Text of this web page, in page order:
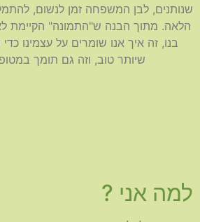
שנותנים, לבן המשפחה זמן לנשום,
הלאה. מתוך הבנה ש"התמונה" הקיימת
בנו, זה איך אנו שומרים על עצמינו
שיותר טוב, וזה גם תומך
למה אני ?